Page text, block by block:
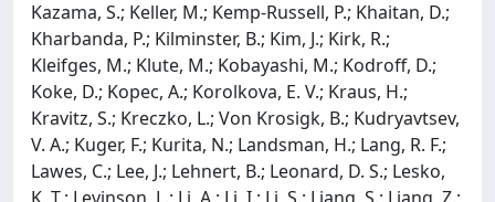
Kazama, S.; Keller, M.; Kemp-Russell, P.; Khaitan, D.;
Kharbanda, P.; Kilminster, B.; Kim, J.; Kirk, R.;
Kleifges, M.; Klute, M.; Kobayashi, M.; Kodroff, D.;
Koke, D.; Kopec, A.; Korolkova, E. V.; Kraus, H.;
Kravitz, S.; Kreczko, L.; Von Krosigk, B.; Kudryavtsev,
V. A.; Kuger, F.; Kurita, N.; Landsman, H.; Lang, R. F.;
Lawes, C.; Lee, J.; Lehnert, B.; Leonard, D. S.; Lesko,